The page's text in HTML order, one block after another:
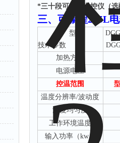
*三十段可编程温控仪（
三、 可编程225L
型
技术参数
加热方式
电源电压
控温范围
温度分辨率/波动度
温度均匀度
工作环境温度
输入功率（kw）